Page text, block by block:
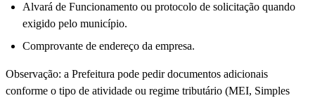
Alvará de Funcionamento ou protocolo de solicitação quando
exigido pelo município.
Comprovante de endereço da empresa.
Observação: a Prefeitura pode pedir documentos adicionais
conforme o tipo de atividade ou regime tributário (MEI, Simples